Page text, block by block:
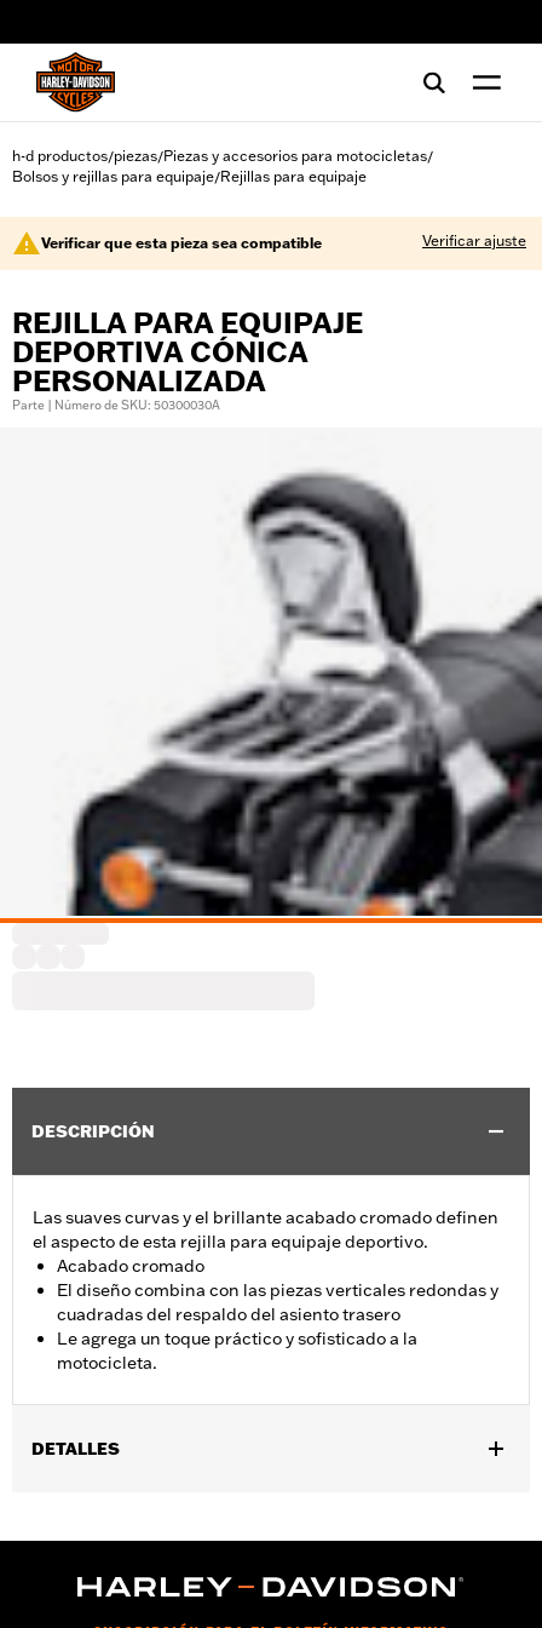
h-d productos/piezas/Piezas y accesorios para motocicletas/
Bolsos y rejillas para equipaje/Rejillas para equipaje
Verificar que esta pieza sea compatible Verificar ajuste
REJILLA PARA EQUIPAJE
DEPORTIVA CÓNICA
PERSONALIZADA
Parte | Número de SKU: 50300030A
DESCRIPCIÓN
Las suaves curvas y el brillante acabado cromado definen
el aspecto de esta rejilla para equipaje deportivo.
Acabado cromado
El diseño combina con las piezas verticales redondas y
cuadradas del respaldo del asiento trasero
Le agrega un toque práctico y sofisticado a la
motocicleta.
DETALLES
FXDWG) equipados con placas laterales desmontables,
modelos '84-'05 Softail® (excepto FLSTN y FXSTD) y '06-'17